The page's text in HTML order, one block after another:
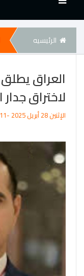
الرئيسيه
العراق
لاختراق جدار
الإثنين 28 أبريل 2025 -12:11